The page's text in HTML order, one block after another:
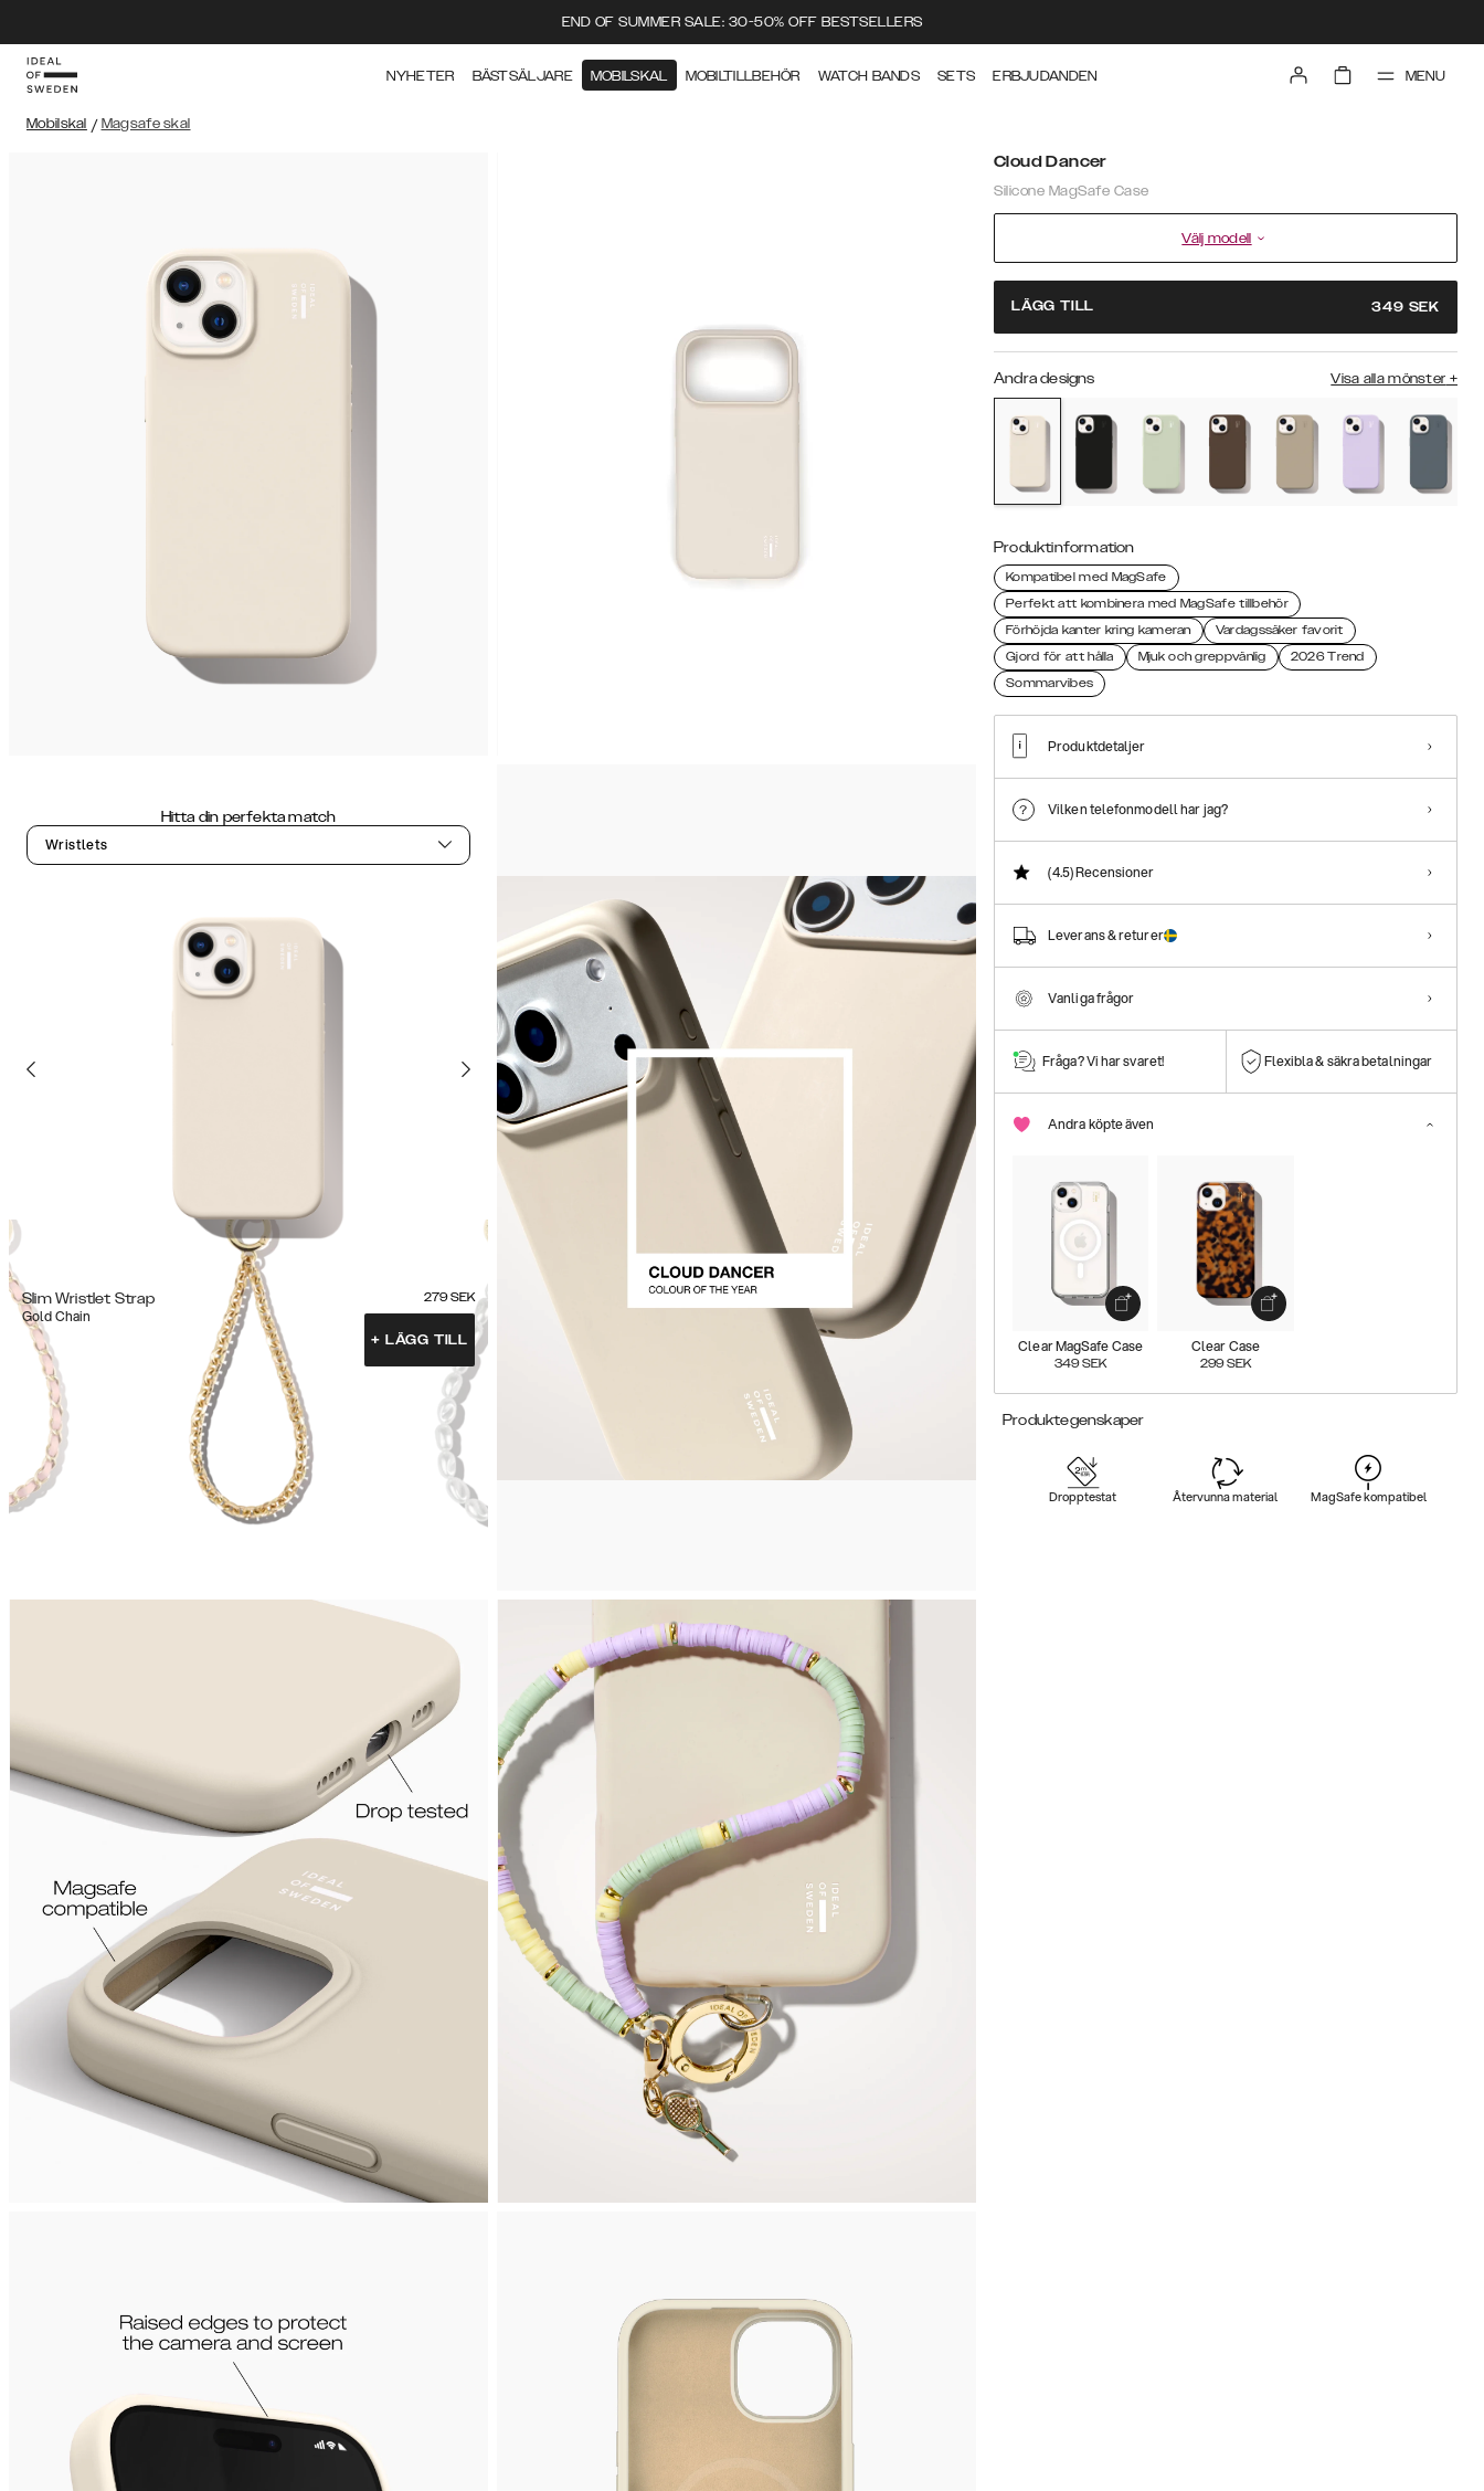
END OF SUMMER SALE: 30-50% OFF BESTSELLERS
NYHETER BÄSTSÄLJARE MOBILSKAL MOBILTILLBEHÖR WATCH BANDS SETS ERBJUDANDEN MENU
Mobilskal / Magsafe skal
Hitta din perfekta match
Wristlets
Slim Wristlet Strap
Gold Chain
279 SEK
+ LÄGG TILL
Cloud Dancer
Silicone MagSafe Case
Välj modell
LÄGG TILL 349 SEK
Andra designs Visa alla mönster +
Produktinformation
Kompatibel med MagSafe
Perfekt att kombinera med MagSafe tillbehör
Förhöjda kanter kring kameran
Vardagssäker favorit
Gjord för att hålla
Mjuk och greppvänlig
2026 Trend
Sommarvibes
Produktdetaljer
Vilken telefonmodell har jag?
(4.5)Recensioner
Leverans & returer
Vanliga frågor
Fråga? Vi har svaret! Flexibla & säkra betalningar
Andra köpte även
Clear MagSafe Case
349 SEK
Clear Case
299 SEK
Produktegenskaper
Dropptestat Återvunna material MagSafe kompatibel